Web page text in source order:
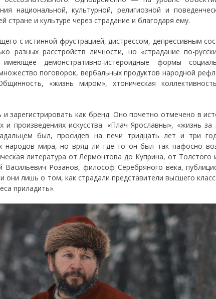
национальной, культурной, религиозной и
и культуре через страдание и благодаря ему.
с истинной фрустрацией, дистрессом, депрессивным
разных расстройств личности, но «страдание по-
демонстративно-истероидные формы
поговорок, вербальных продуктов народной
«жизнь миром», хтоническая
зарегистрировать как бренд. Оно почетно отмечено в
и произведениях искусства. «Плач Ярославны», «жизнь
был, просидев на печи тридцать лет и три
народов мира, но вряд ли где-то он был так пафосно
литература от Лермонтова до Куприна, от Толстого
Розанов, философ Серебряного века,
они лишь о том, как страдали представители высшего
приладить».